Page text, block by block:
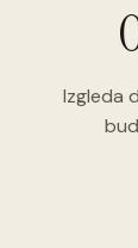
Izgleda